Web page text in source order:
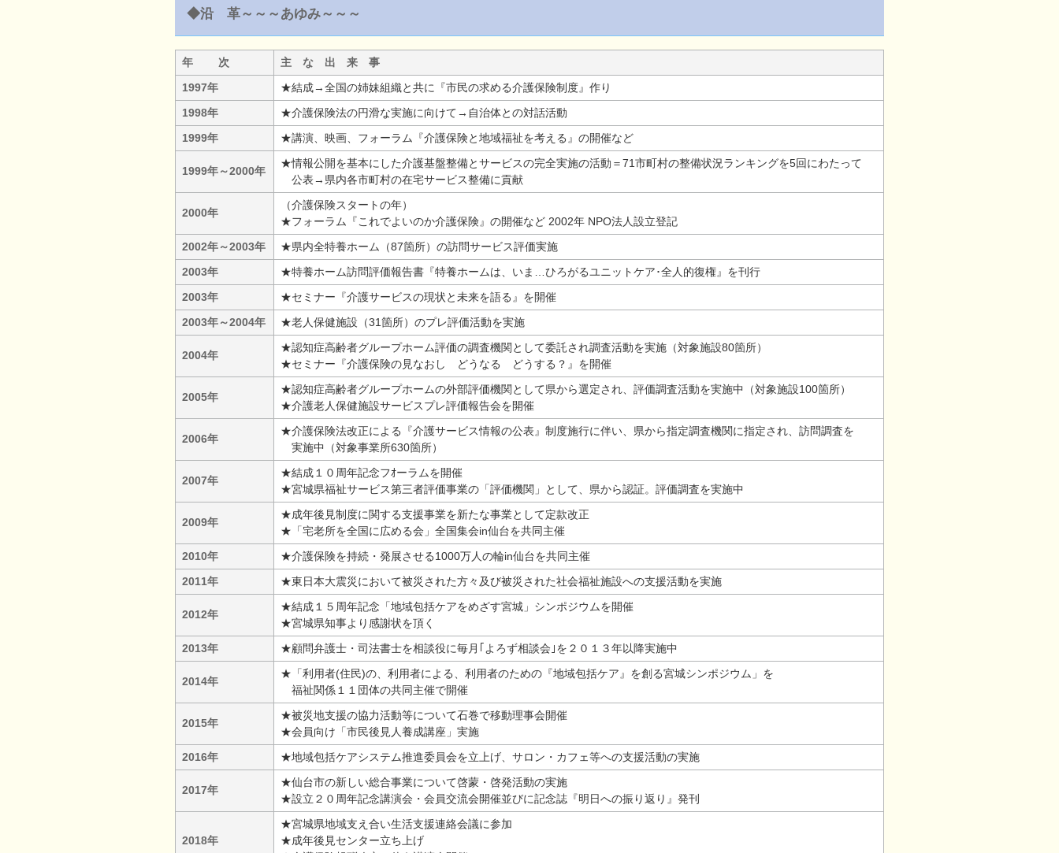
◆沿 革～～～あゆみ～～～
年 次
主 な 出 来 事
1997年
★結成→全国の姉妹組織と共に『市民の求める介護保険制度』作り
1998年
★介護保険法の円滑な実施に向けて→自治体との対話活動
1999年
★講演、映画、フォーラム『介護保険と地域福祉を考える』の開催など
1999年～2000年
★情報公開を基本にした介護基盤整備とサービスの完全実施の活動＝71市町村の整備状況ランキングを5回にわたって
公表→県内各市町村の在宅サービス整備に貢献
2000年
（介護保険スタートの年）
★フォーラム『これでよいのか介護保険』の開催など 2002年 NPO法人設立登記
2002年～2003年
★県内全特養ホーム（87箇所）の訪問サービス評価実施
2003年
★特養ホーム訪問評価報告書『特養ホームは、いま…ひろがるユニットケア･全人的復権』を刊行
2003年
★セミナー『介護サービスの現状と未来を語る』を開催
2003年～2004年
★老人保健施設（31箇所）のプレ評価活動を実施
2004年
★認知症高齢者グループホーム評価の調査機関として委託され調査活動を実施（対象施設80箇所）
★セミナー『介護保険の見なおし どうなる どうする？』を開催
2005年
★認知症高齢者グループホームの外部評価機関として県から選定され、評価調査活動を実施中（対象施設100箇所）
★介護老人保健施設サービスプレ評価報告会を開催
2006年
★介護保険法改正による『介護サービス情報の公表』制度施行に伴い、県から指定調査機関に指定され、訪問調査を
実施中（対象事業所630箇所）
2007年
★結成１０周年記念フｵーラムを開催
★宮城県福祉サービス第三者評価事業の「評価機関」として、県から認証。評価調査を実施中
2009年
★成年後見制度に関する支援事業を新たな事業として定款改正
★「宅老所を全国に広める会」全国集会in仙台を共同主催
2010年
★介護保険を持続・発展させる1000万人の輪in仙台を共同主催
2011年
★東日本大震災において被災された方々及び被災された社会福祉施設への支援活動を実施
2012年
★結成１５周年記念「地域包括ケアをめざす宮城」シンポジウムを開催
★宮城県知事より感謝状を頂く
2013年
★顧問弁護士・司法書士を相談役に毎月｢よろず相談会｣を２０１３年以降実施中
2014年
★「利用者(住民)の、利用者による、利用者のための『地域包括ケア』を創る宮城シンポジウム」を
福祉関係１１団体の共同主催で開催
2015年
★被災地支援の協力活動等について石巻で移動理事会開催
★会員向け「市民後見人養成講座」実施
2016年
★地域包括ケアシステム推進委員会を立上げ、サロン・カフェ等への支援活動の実施
2017年
★仙台市の新しい総合事業について啓蒙・啓発活動の実施
★設立２０周年記念講演会・会員交流会開催並びに記念誌『明日への振り返り』発刊
2018年
★宮城県地域支え合い生活支援連絡会議に参加
★成年後見センター立ち上げ